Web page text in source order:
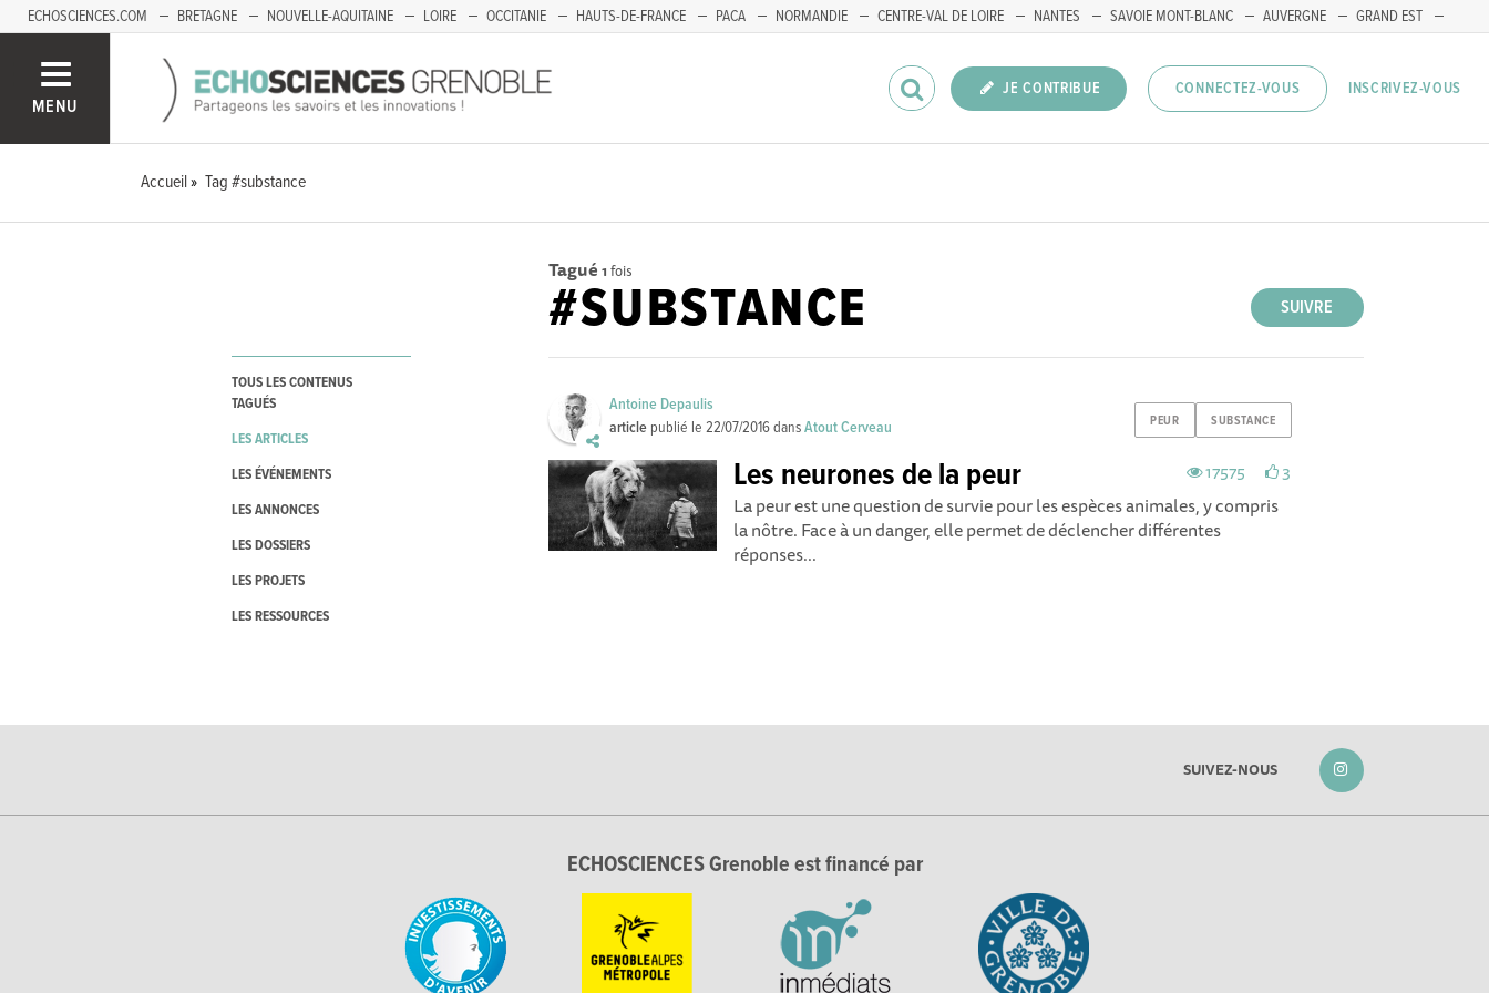
ECHOSCIENCES.COM BRETAGNE NOUVELLE-AQUITAINE LOIRE OCCITANIE HAUTS-DE-FRANCE PACA NORMANDIE CENTRE-VAL DE LOIRE NANTES SAVOIE MONT-BLANC AUVERGNE
GRAND EST
MENU
JE CONTRIBUE CONNECTEZ-VOUS INSCRIVEZ-VOUS
Accueil Tag #substance
TOUS LES CONTENUS
TAGUÉS
LES ARTICLES
LES ÉVÉNEMENTS
LES ANNONCES
LES DOSSIERS
LES PROJETS
LES RESSOURCES
Tagué 1 fois
SUIVRE
#SUBSTANCE
PEUR SUBSTANCE
Antoine Depaulis
article publié le22/07/2016dansAtout Cerveau
17575 3
Les neurones de la peur
La peur est une question de survie pour les espèces animales, y compris
la nôtre. Face à un danger, elle permet de déclencher différentes
réponses...
SUIVEZ-NOUS
ECHOSCIENCES Grenoble est financé par